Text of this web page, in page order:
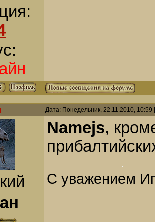
Дата: Понедельник, 22.11.2010,
Namejs,
С уважением